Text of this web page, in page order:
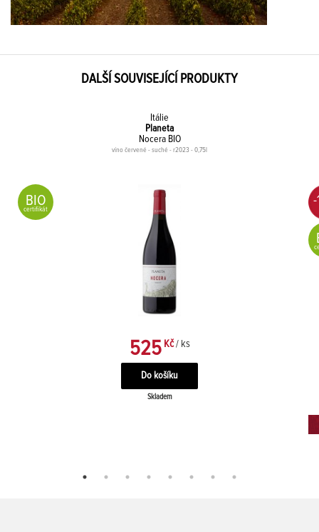
DALŠÍ SOUVISEJÍCÍ PRODUKTY
Itálie
Planeta
Nocera BIO
víno červené - suché - r2023 - 0,75l
BIO
certifikát
525 Kč / ks
Skladem
-